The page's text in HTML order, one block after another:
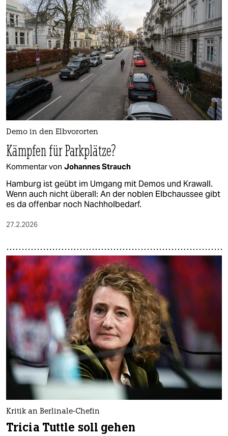
Demo in den Elbvororten
Kämpfen für Parkplätze?
Kommentar von Johannes Strauch
Hamburg ist geübt im Umgang mit Demos und Krawall.
Wenn auch nicht überall: An der noblen Elbchaussee gibt
es da offenbar noch Nachholbedarf.
27.2.2026
Kritik an Berlinale-Chefin
Tricia Tuttle soll gehen